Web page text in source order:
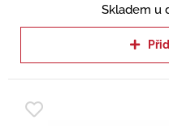
Skladem u